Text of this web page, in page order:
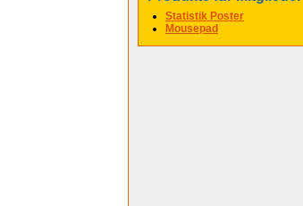
Statistik Poster
Mousepad